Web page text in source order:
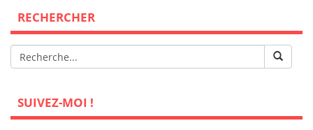
RECHERCHER
SUIVEZ-MOI !